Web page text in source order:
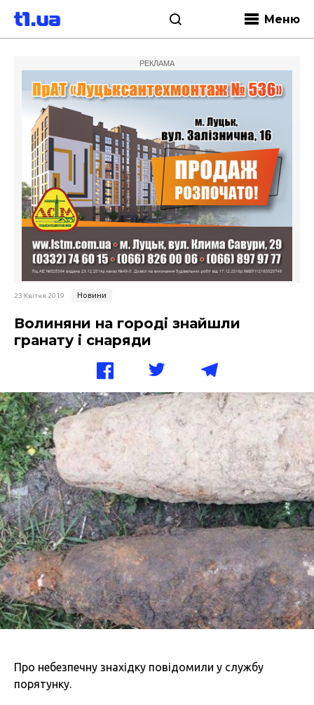
Меню
РЕКЛАМА
23 Квітня 2019 Новини
Волиняни на городі знайшли
гранату і снаряди
Про небезпечну знахідку повідомили у службу
порятунку.